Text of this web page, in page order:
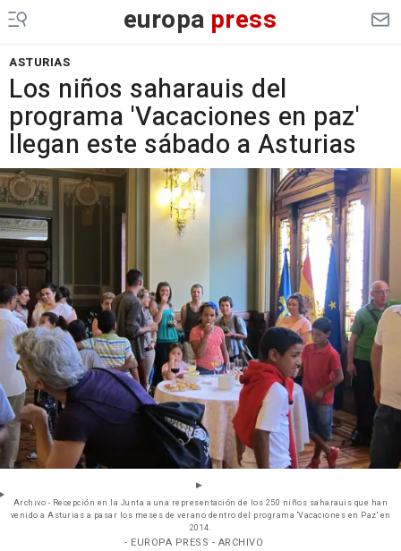
europa press
ASTURIAS
Los niños saharauis del
programa 'Vacaciones en paz'
llegan este sábado a Asturias
Archivo - Recepción en la Junta a una representación de los 250 niños saharauis que han
venido a Asturias a pasar los meses de verano dentro del programa 'Vacaciones en Paz' en
2014.
- EUROPA PRESS - ARCHIVO